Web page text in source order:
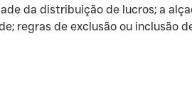
da distribuição de lucros; a
regras de exclusão ou inclusão